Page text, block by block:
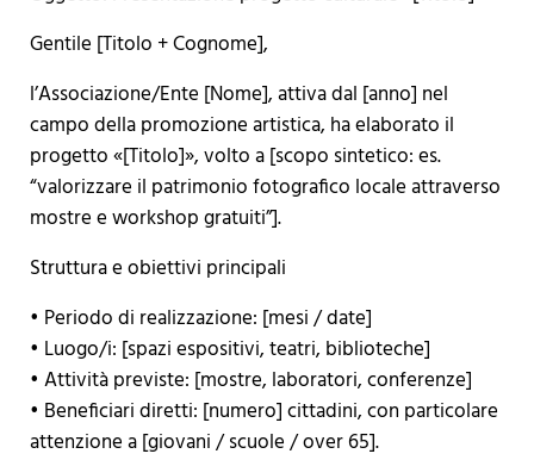
Gentile [Titolo + Cognome],
l’Associazione/Ente [Nome], attiva dal [anno] nel
campo della promozione artistica, ha elaborato il
progetto «[Titolo]», volto a [scopo sintetico: es.
“valorizzare il patrimonio fotografico locale attraverso
mostre e workshop gratuiti”].
Struttura e obiettivi principali
• Periodo di realizzazione: [mesi / date]
• Luogo/i: [spazi espositivi, teatri, biblioteche]
• Attività previste: [mostre, laboratori, conferenze]
• Beneficiari diretti: [numero] cittadini, con particolare
attenzione a [giovani / scuole / over 65].